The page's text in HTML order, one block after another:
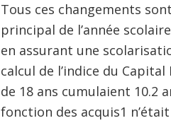
Tous ces changements
principal de l’année
en assurant une
calcul de l’indice du
de 18 ans cumulaient 10.2
fonction des acquis1